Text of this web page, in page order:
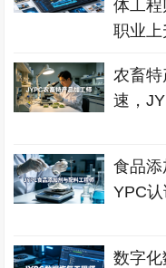
体工
职业
农畜
速，
食品
YPC
数字